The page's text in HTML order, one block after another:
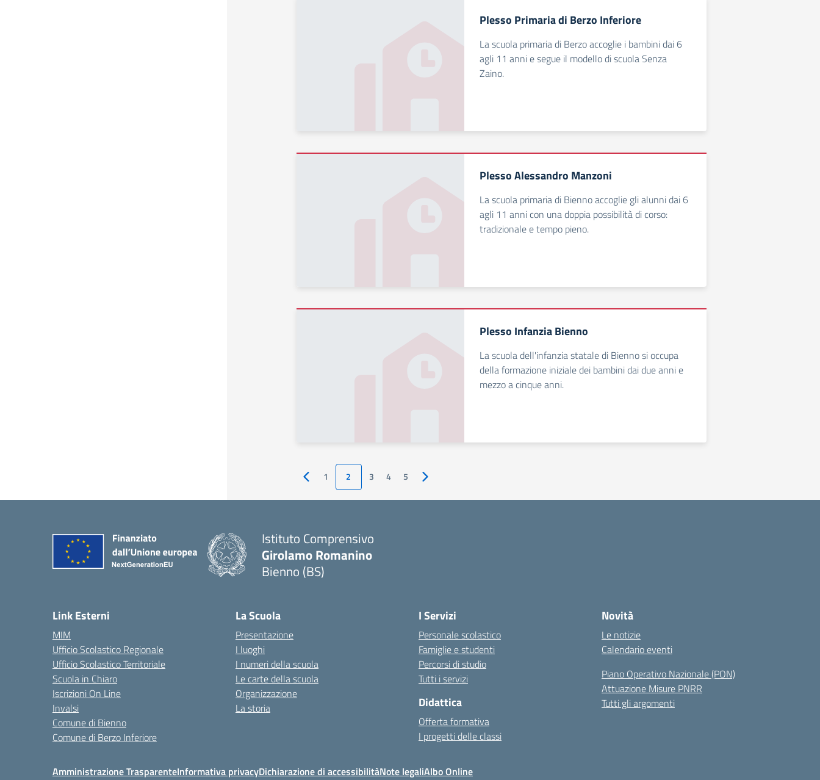
Plesso Primaria di Berzo Inferiore
La scuola primaria di Berzo accoglie i bambini dai 6
agli 11 anni e segue il modello di scuola Senza
Zaino.
Plesso Alessandro Manzoni
La scuola primaria di Bienno accoglie gli alunni dai 6
agli 11 anni con una doppia possibilità di corso:
tradizionale e tempo pieno.
Plesso Infanzia Bienno
La scuola dell'infanzia statale di Bienno si occupa
della formazione iniziale dei bambini dai due anni e
mezzo a cinque anni.
Pagina precedente
1 2 3 4 5 Pagina successiva
Istituto Comprensivo
Girolamo Romanino
Bienno (BS)
Link Esterni
MIM
Ufficio Scolastico Regionale
Ufficio Scolastico Territoriale
Scuola in Chiaro
Iscrizioni On Line
Invalsi
Comune di Bienno
Comune di Berzo Inferiore
La Scuola
Presentazione
I luoghi
I numeri della scuola
Le carte della scuola
Organizzazione
La storia
I Servizi
Personale scolastico
Famiglie e studenti
Percorsi di studio
Tutti i servizi
Didattica
Offerta formativa
I progetti delle classi
Novità
Le notizie
Calendario eventi
Piano Operativo Nazionale (PON)
Attuazione Misure PNRR
Tutti gli argomenti
Amministrazione TrasparenteInformativa privacyDichiarazione di accessibilitàNote legaliAlbo Online